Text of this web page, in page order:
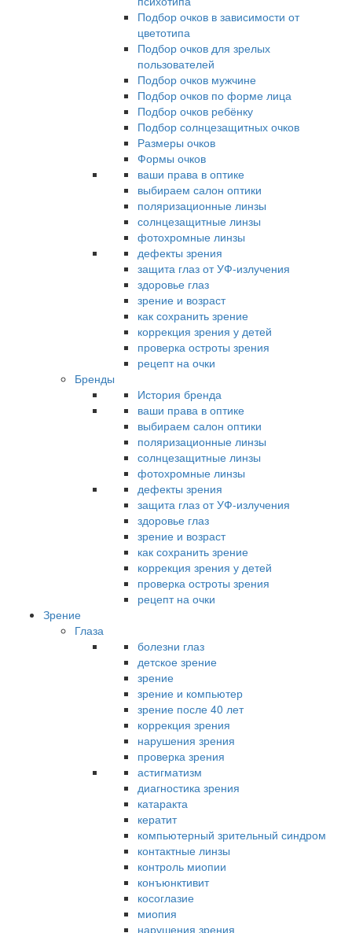
Подбор очков в зависимости от
цветотипа
Подбор очков для зрелых
пользователей
Подбор очков мужчине
Подбор очков по форме лица
Подбор очков ребёнку
Подбор солнцезащитных очков
Размеры очков
Формы очков
ваши права в оптике
выбираем салон оптики
поляризационные линзы
солнцезащитные линзы
фотохромные линзы
дефекты зрения
защита глаз от УФ-излучения
здоровье глаз
зрение и возраст
как сохранить зрение
коррекция зрения у детей
проверка остроты зрения
рецепт на очки
Бренды
История бренда
ваши права в оптике
выбираем салон оптики
поляризационные линзы
солнцезащитные линзы
фотохромные линзы
дефекты зрения
защита глаз от УФ-излучения
здоровье глаз
зрение и возраст
как сохранить зрение
коррекция зрения у детей
проверка остроты зрения
рецепт на очки
Зрение
Глаза
болезни глаз
детское зрение
зрение
зрение и компьютер
зрение после 40 лет
коррекция зрения
нарушения зрения
проверка зрения
астигматизм
диагностика зрения
катаракта
кератит
компьютерный зрительный синдром
контактные линзы
контроль миопии
конъюнктивит
косоглазие
миопия
нарушения зрения